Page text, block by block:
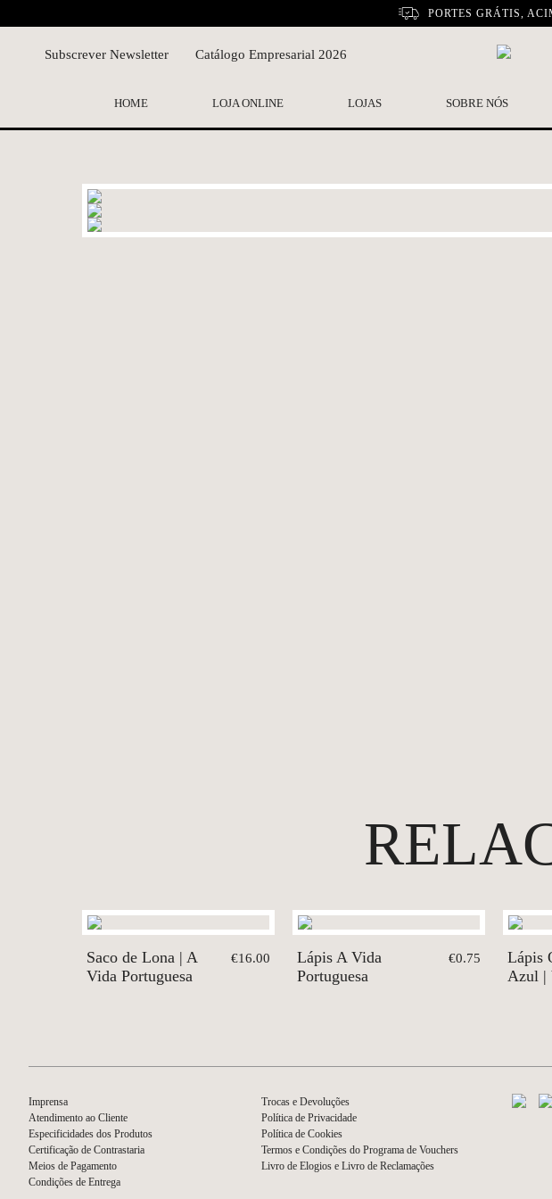
PORTES GRÁTIS,
Subscrever Newsletter Catálogo Empresarial 2026
HOME LOJA ONLINE LOJAS SOBRE NÓS
Saco de Lona | A
Vida Portuguesa
€16.00
Lápis A Vida
Portuguesa
€0.75
Lápis
Azul |
Imprensa
Atendimento ao Cliente
Especificidades dos Produtos
Certificação de Contrastaria
Meios de Pagamento
Condições de Entrega
Trocas e Devoluções
Política de Privacidade
Política de Cookies
Termos e Condições do Programa de Vouchers
Livro de Elogios e Livro de Reclamações